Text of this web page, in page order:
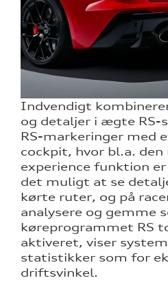
Indvendigt
og detaljer i ægte RS-
RS-markeringer med
cockpit, hvor bl.a. den
experience funktion
det muligt at se
kørte ruter, og på
analysere og gemme
køreprogrammet RS
aktiveret, viser
statistikker som for
driftsvinkel.